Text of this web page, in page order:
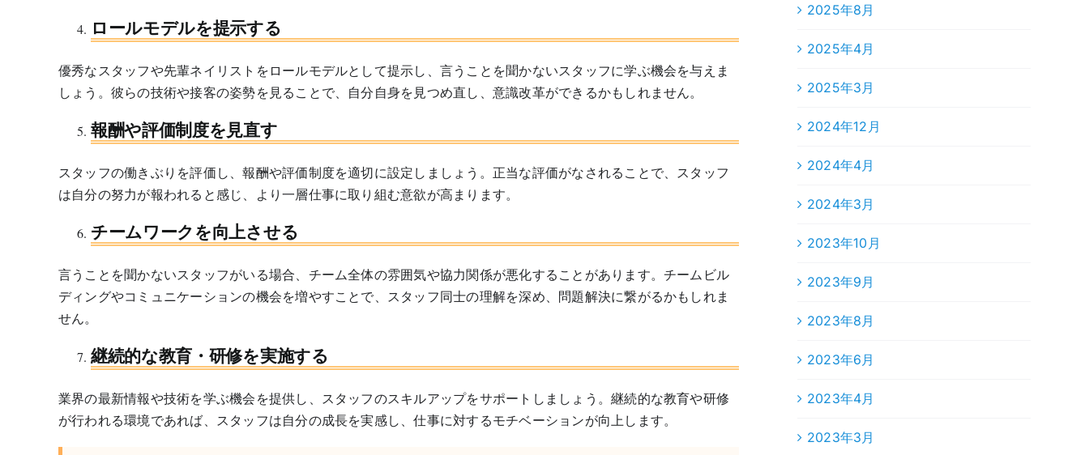
ロールモデルを提示する
優秀なスタッフや先輩ネイリストをロールモデルとして提示し、言うことを聞かないスタッフに学ぶ機会を与えま
しょう。彼らの技術や接客の姿勢を見ることで、自分自身を見つめ直し、意識改革ができるかもしれません。
報酬や評価制度を見直す
スタッフの働きぶりを評価し、報酬や評価制度を適切に設定しましょう。正当な評価がなされることで、スタッフ
は自分の努力が報われると感じ、より一層仕事に取り組む意欲が高まります。
チームワークを向上させる
言うことを聞かないスタッフがいる場合、チーム全体の雰囲気や協力関係が悪化することがあります。チームビル
ディングやコミュニケーションの機会を増やすことで、スタッフ同士の理解を深め、問題解決に繋がるかもしれま
せん。
継続的な教育・研修を実施する
業界の最新情報や技術を学ぶ機会を提供し、スタッフのスキルアップをサポートしましょう。継続的な教育や研修
が行われる環境であれば、スタッフは自分の成長を実感し、仕事に対するモチベーションが向上します。
2025年8月
2025年4月
2025年3月
2024年12月
2024年4月
2024年3月
2023年10月
2023年9月
2023年8月
2023年6月
2023年4月
2023年3月